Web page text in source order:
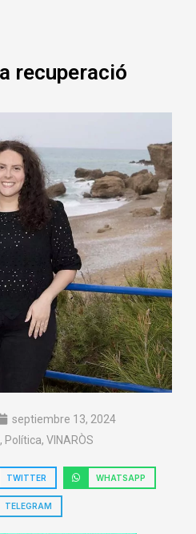
recuperació
septiembre 13, 2024
, Política, VINARÒS
TWITTER WHATSAPP
TELEGRAM